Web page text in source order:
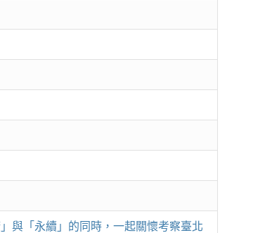
與「永續」的同時，一起關懷考察臺北